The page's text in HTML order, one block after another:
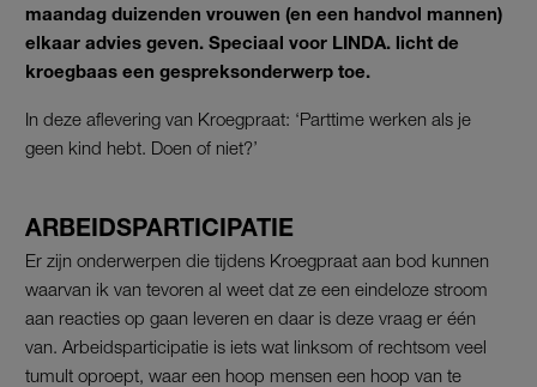
maandag duizenden vrouwen (en een handvol mannen)
elkaar advies geven. Speciaal voor LINDA. licht de
kroegbaas een gespreksonderwerp toe.
In deze aflevering van Kroegpraat: ‘Parttime werken als je
geen kind hebt. Doen of niet?’
ARBEIDSPARTICIPATIE
Er zijn onderwerpen die tijdens Kroegpraat aan bod kunnen
waarvan ik van tevoren al weet dat ze een eindeloze stroom
aan reacties op gaan leveren en daar is deze vraag er één
van. Arbeidsparticipatie is iets wat linksom of rechtsom veel
tumult oproept, waar een hoop mensen een hoop van te